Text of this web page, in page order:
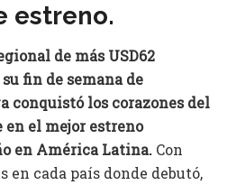
estreno.
de más USD62
fin de semana de
conquistó los corazones del
el mejor estreno
en América Latina. Con
en cada país donde debutó,